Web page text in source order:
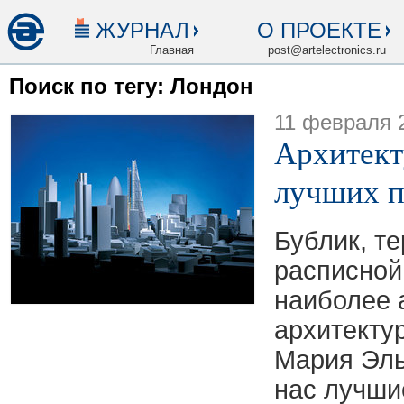
ЖУРНАЛ
Главная
О ПРОЕКТЕ
post@artelectronics.ru
Поиск по тегу: Лондон
11 февраля
лучших
Бублик,
наиболее
Мария
нас